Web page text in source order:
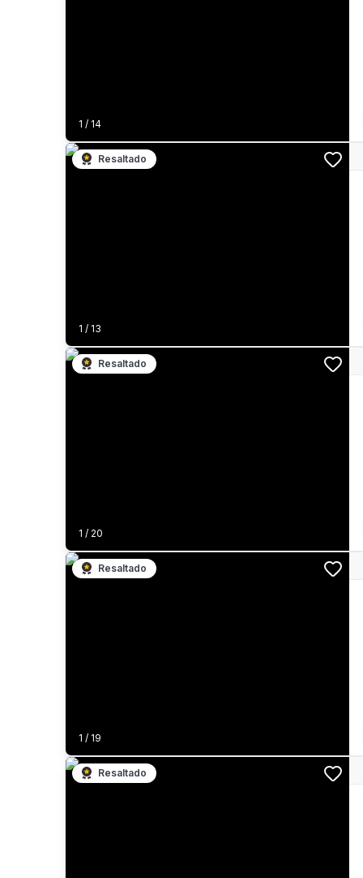
1 / 14
1 / 13
Resaltado
1 / 20
Resaltado
1 / 19
Resaltado
Resaltado